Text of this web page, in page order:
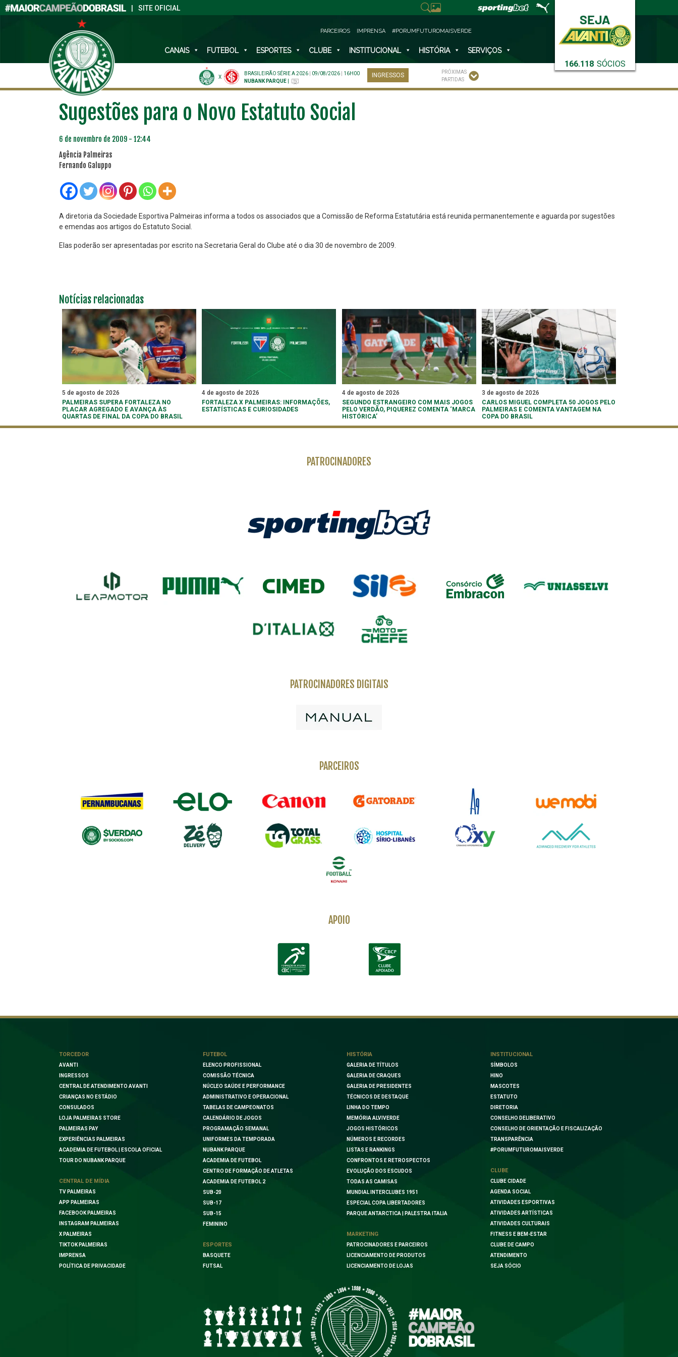
SITE OFICIAL
166.118 SÓCIOS
PARCEIROS IMPRENSA #PORUMFUTUROMAISVERDE
CANAIS FUTEBOL ESPORTES CLUBE INSTITUCIONAL HISTÓRIA SERVIÇOS
X
BRASILEIRÃO SÉRIE A 2026 09/08/2026
16H00
NUBANK PARQUE
INGRESSOS
PRÓXIMAS
PARTIDAS
Sugestões para o Novo Estatuto Social
6 de novembro de 2009 - 12:44
Agência Palmeiras
Fernando Galuppo
A diretoria da Sociedade Esportiva Palmeiras informa a todos os associados que a Comissão de Reforma Estatutária está reunida permanentemente e aguarda por sugestões
e emendas aos artigos do Estatuto Social.
Elas poderão ser apresentadas por escrito na Secretaria Geral do Clube até o dia 30 de novembro de 2009.
Notícias relacionadas
5 de agosto de 2026
PALMEIRAS SUPERA FORTALEZA NO
PLACAR AGREGADO E AVANÇA ÀS
QUARTAS DE FINAL DA COPA DO BRASIL
4 de agosto de 2026
FORTALEZA X PALMEIRAS: INFORMAÇÕES,
ESTATÍSTICAS E CURIOSIDADES
4 de agosto de 2026
SEGUNDO ESTRANGEIRO COM MAIS JOGOS
PELO VERDÃO, PIQUEREZ COMENTA ‘MARCA
HISTÓRICA’
3 de agosto de 2026
CARLOS MIGUEL COMPLETA 50 JOGOS PELO
PALMEIRAS E COMENTA VANTAGEM NA
COPA DO BRASIL
PATROCINADORES
PATROCINADORES DIGITAIS
PARCEIROS
APOIO
TORCEDOR
AVANTI
INGRESSOS
CENTRAL DE ATENDIMENTO AVANTI
CRIANÇAS NO ESTÁDIO
CONSULADOS
LOJA PALMEIRAS STORE
PALMEIRAS PAY
EXPERIÊNCIAS PALMEIRAS
ACADEMIA DE FUTEBOL | ESCOLA OFICIAL
TOUR DO NUBANK PARQUE
CENTRAL DE MÍDIA
TV PALMEIRAS
APP PALMEIRAS
FACEBOOK PALMEIRAS
INSTAGRAM PALMEIRAS
X PALMEIRAS
TIKTOK PALMEIRAS
IMPRENSA
POLÍTICA DE PRIVACIDADE
FUTEBOL
ELENCO PROFISSIONAL
COMISSÃO TÉCNICA
NÚCLEO SAÚDE E PERFORMANCE
ADMINISTRATIVO E OPERACIONAL
TABELAS DE CAMPEONATOS
CALENDÁRIO DE JOGOS
PROGRAMAÇÃO SEMANAL
UNIFORMES DA TEMPORADA
NUBANK PARQUE
ACADEMIA DE FUTEBOL
CENTRO DE FORMAÇÃO DE ATLETAS
ACADEMIA DE FUTEBOL 2
SUB-20
SUB-17
SUB-15
FEMININO
ESPORTES
BASQUETE
FUTSAL
HISTÓRIA
GALERIA DE TÍTULOS
GALERIA DE CRAQUES
GALERIA DE PRESIDENTES
TÉCNICOS DE DESTAQUE
LINHA DO TEMPO
MEMÓRIA ALVIVERDE
JOGOS HISTÓRICOS
NÚMEROS E RECORDES
LISTAS E RANKINGS
CONFRONTOS E RETROSPECTOS
EVOLUÇÃO DOS ESCUDOS
TODAS AS CAMISAS
MUNDIAL INTERCLUBES 1951
ESPECIAL COPA LIBERTADORES
PARQUE ANTARCTICA | PALESTRA ITALIA
MARKETING
PATROCINADORES E PARCEIROS
LICENCIAMENTO DE PRODUTOS
LICENCIAMENTO DE LOJAS
INSTITUCIONAL
SÍMBOLOS
HINO
MASCOTES
ESTATUTO
DIRETORIA
CONSELHO DELIBERATIVO
CONSELHO DE ORIENTAÇÃO E FISCALIZAÇÃO
TRANSPARÊNCIA
#PORUMFUTUROMAISVERDE
CLUBE
CLUBE CIDADE
AGENDA SOCIAL
ATIVIDADES ESPORTIVAS
ATIVIDADES ARTÍSTICAS
ATIVIDADES CULTURAIS
FITNESS E BEM-ESTAR
CLUBE DE CAMPO
ATENDIMENTO
SEJA SÓCIO